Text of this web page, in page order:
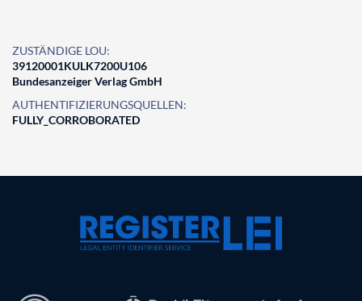
ZUSTÄNDIGE LOU:
39120001KULK7200U106
Bundesanzeiger Verlag GmbH
AUTHENTIFIZIERUNGSQUELLEN:
FULLY_CORROBORATED